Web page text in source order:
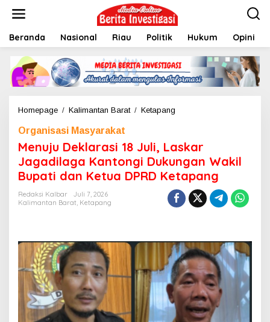
t
Beranda Nasional Riau Politik Hukum Opini
Homepage / Kalimantan Barat / Ketapang
u
j
u
D
k
l
a
s
i
1
8
J
u
l
Organisasi Masyarakat
Menuju Deklarasi 18 Juli, Laskar
Jagadilaga Kantongi Dukungan Wakil
Bupati dan Ketua DPRD Ketapang
Redaksi Kalbar
Juli 7, 2026
Kalimantan Barat, Ketapang